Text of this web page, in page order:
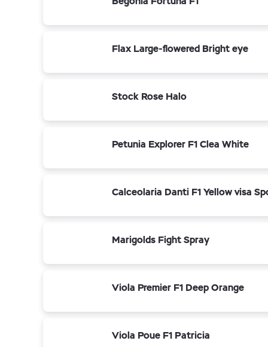
Flax Large-flowered Bright eye
Stock Rose Halo
Petunia Explorer F1 Clea White
Calceolaria Danti F1 Yellow visa
Marigolds Fight Spray
Viola Premier F1 Deep Orange
Viola Poue F1 Patricia